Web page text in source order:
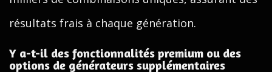
résultats frais à chaque génération.
Y a-t-il des fonctionnalités premium ou des
options de générateurs supplémentaires